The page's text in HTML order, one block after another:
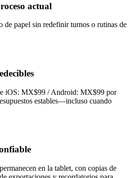
actual
de papel sin redefinir turnos o rutinas de
iOS: MX$99 / Android: MX$99 por
estables—incluso cuando
en la tablet, con copias de